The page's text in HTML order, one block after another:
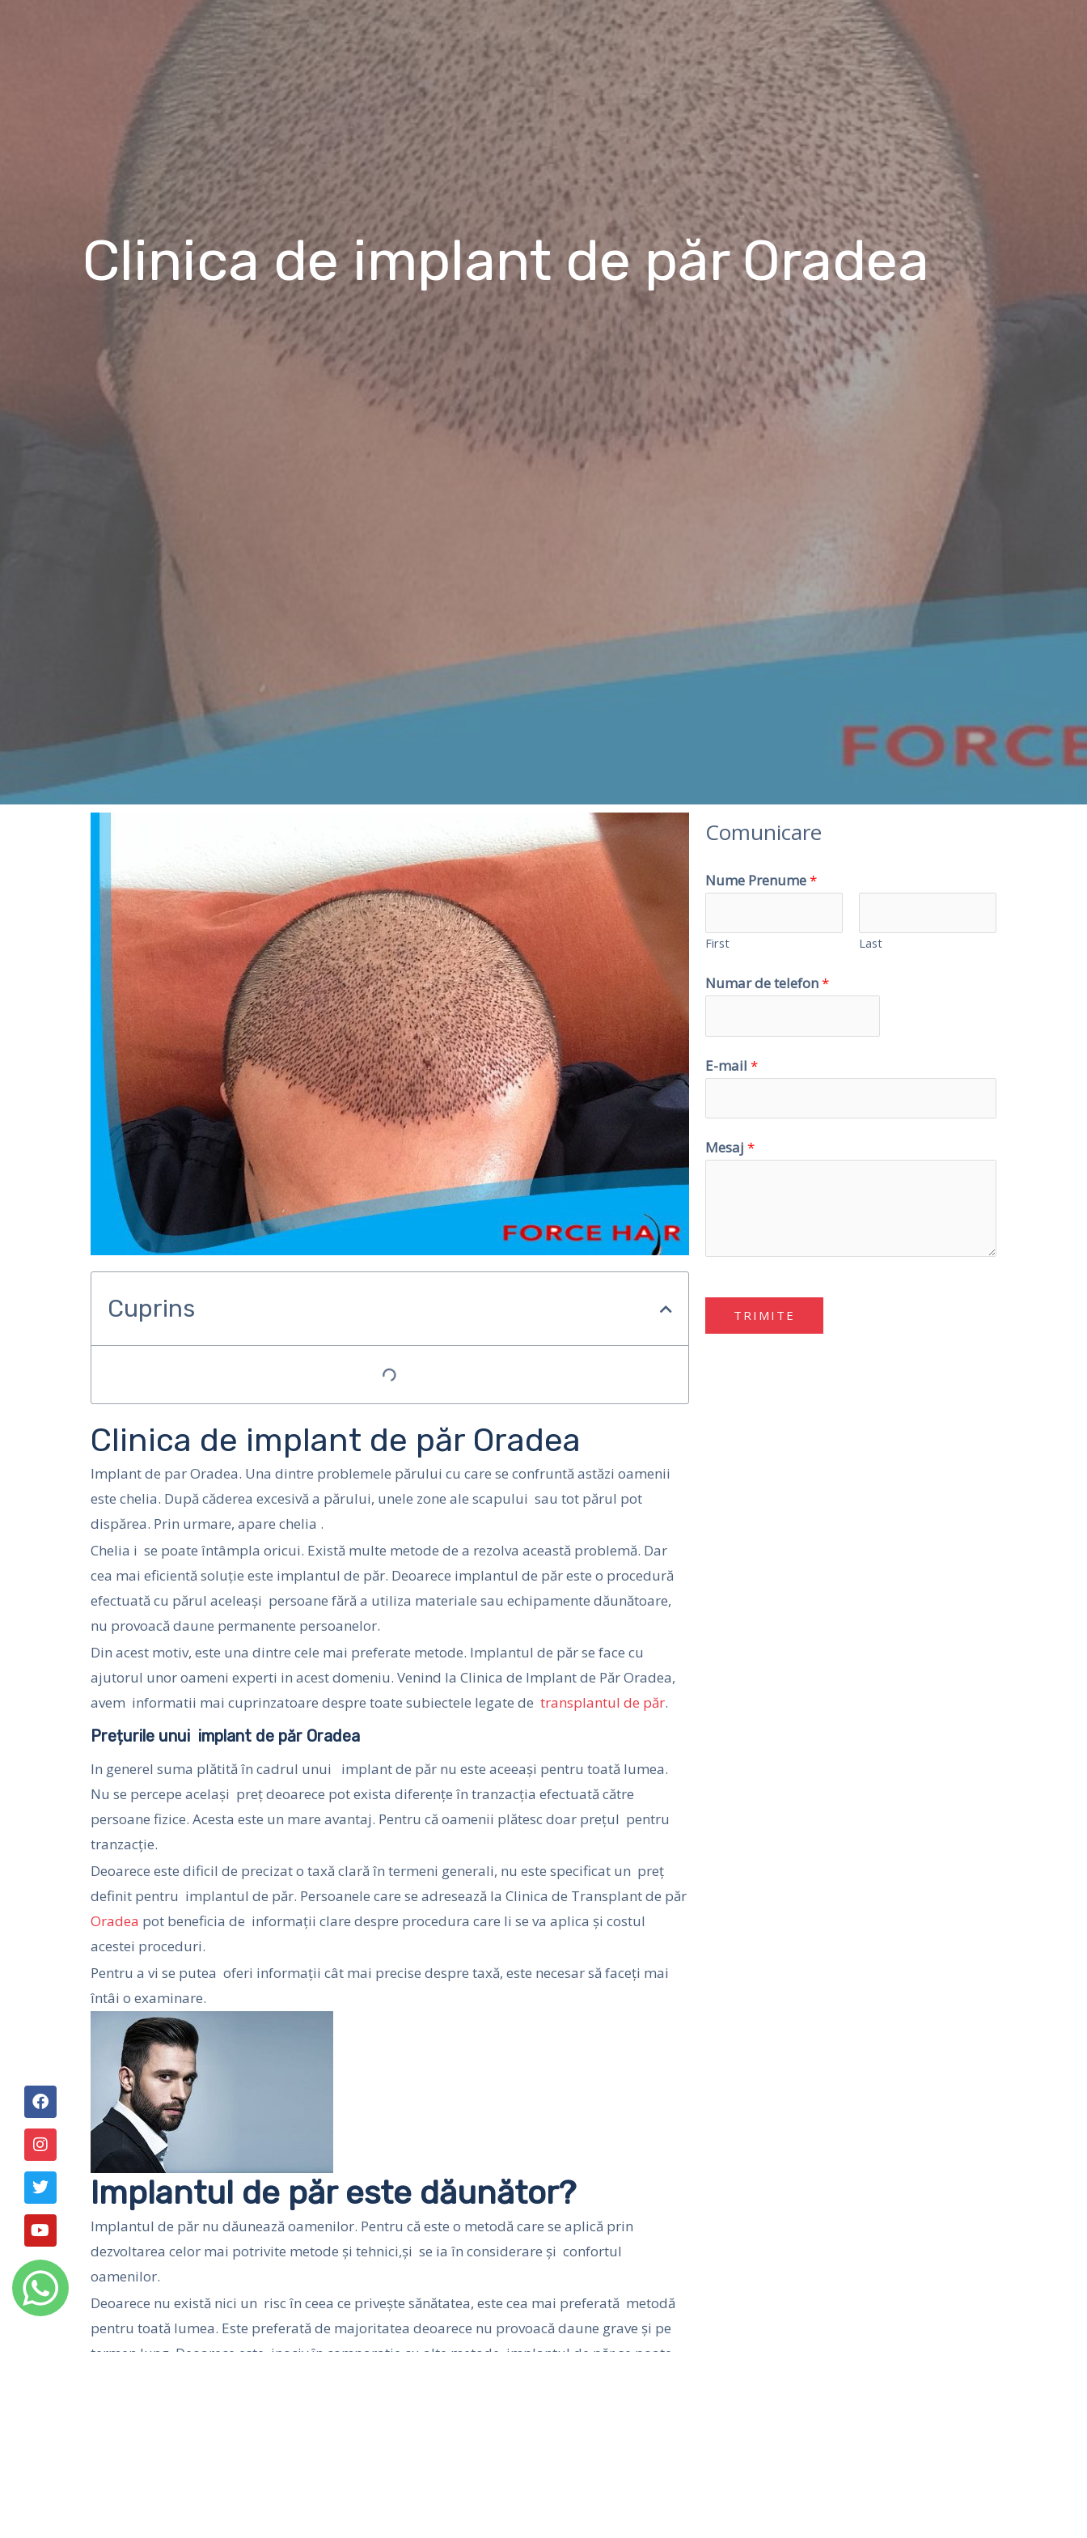
Clinica de implant de păr Oradea
Cuprins
Clinica de implant de păr Oradea
Implant de par Oradea. Una dintre problemele părului cu care se confruntă astăzi oamenii
este chelia. După căderea excesivă a părului, unele zone ale scapului sau tot părul pot
dispărea. Prin urmare, apare chelia .
Chelia i se poate întâmpla oricui. Există multe metode de a rezolva această problemă. Dar
cea mai eficientă soluție este implantul de păr. Deoarece implantul de păr este o procedură
efectuată cu părul aceleaşi persoane fără a utiliza materiale sau echipamente dăunătoare,
nu provoacă daune permanente persoanelor.
Din acest motiv, este una dintre cele mai preferate metode. Implantul de păr se face cu
ajutorul unor oameni experti in acest domeniu. Venind la Clinica de Implant de Păr Oradea,
avem informatii mai cuprinzatoare despre toate subiectele legate de transplantul de păr.
Prețurile unui implant de păr Oradea
In generel suma plătită în cadrul unui implant de păr nu este aceeași pentru toată lumea.
Nu se percepe același preț deoarece pot exista diferențe în tranzacția efectuată către
persoane fizice. Acesta este un mare avantaj. Pentru că oamenii plătesc doar prețul pentru
tranzacție.
Deoarece este dificil de precizat o taxă clară în termeni generali, nu este specificat un preț
definit pentru implantul de păr. Persoanele care se adresează la Clinica de Transplant de păr
Oradea pot beneficia de informații clare despre procedura care li se va aplica și costul
acestei proceduri.
Pentru a vi se putea oferi informații cât mai precise despre taxă, este necesar să faceți mai
întâi o examinare.
Implantul de păr este dăunător?
Implantul de păr nu dăunează oamenilor. Pentru că este o metodă care se aplică prin
dezvoltarea celor mai potrivite metode și tehnici,şi se ia în considerare şi confortul
oamenilor.
Deoarece nu există nici un risc în ceea ce privește sănătatea, este cea mai preferată metodă
pentru toată lumea. Este preferată de majoritatea deoarece nu provoacă daune grave și pe
termen lung. Deoarece este inociv în comparație cu alte metode, implantul de păr se poate
Comunicare
Nume Prenume*
First Last
Numar de telefon*
E-mail *
Mesaj *
TRIMITE
F
a
c
e
b
o
o
k
I
n
s
t
a
g
r
a
m
T
w
i
t
t
e
r
Y
o
u
t
u
b
e